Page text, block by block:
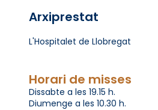
Arxiprestat
L'Hospitalet de Llobregat
Horari de misses
Dissabte a les 19.15 h.
Diumenge a les 10.30 h.